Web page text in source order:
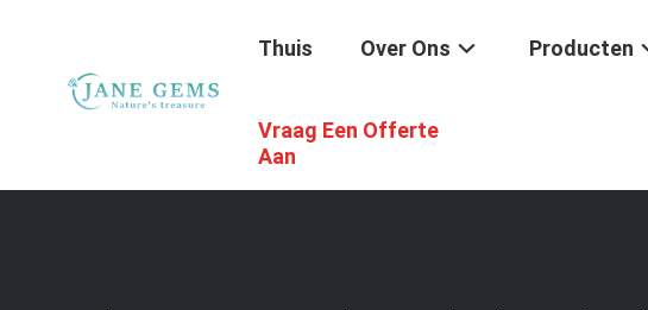
Thuis Over Ons Producten
Vraag Een Offerte
Aan
Edelstenenkralen / Platte Vorm Gevelgrote Kralen